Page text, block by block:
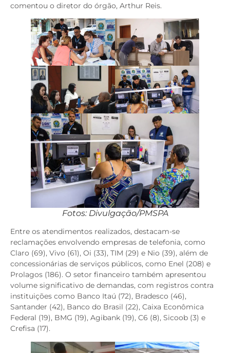
comentou o diretor do órgão, Arthur Reis.
Fotos: Divulgação/PMSPA
Entre os atendimentos realizados, destacam-se
reclamações envolvendo empresas de telefonia, como
Claro (69), Vivo (61), Oi (33), TIM (29) e Nio (39), além de
concessionárias de serviços públicos, como Enel (208) e
Prolagos (186). O setor financeiro também apresentou
volume significativo de demandas, com registros contra
instituições como Banco Itaú (72), Bradesco (46),
Santander (42), Banco do Brasil (22), Caixa Econômica
Federal (19), BMG (19), Agibank (19), C6 (8), Sicoob (3) e
Crefisa (17).